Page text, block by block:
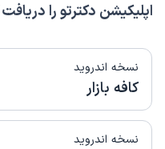
این پزشک را پیشنهاد میکنم
زمان انتظار:
اپلیکیشن دکترتو را
نسخه اندروید
کافه بازار
نسخه اندروید